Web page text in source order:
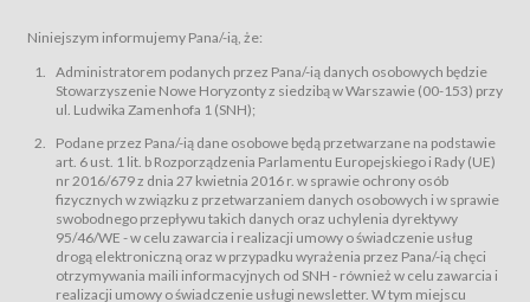
podmiotom z branży mediów i filmowej (Akredytacje);
Bilety – wybrane dokumenty potwierdzające zawarcie umowy z
Usługodawcą i uprawniające do wzięcia udziału w Wydarzeniu,
przewidziane przez Usługodawcę dla danego Wydarzenia, tj. uprawniające
do uczestnictwa w wielu albo w pojedynczych seansach filmowych,
Sklep – sklep internetowy prowadzony przez Usługodawcę w Serwisie;
Regulamin – niniejszy regulamin.
§ 2
Postanowienia ogólne
Regulamin określa zasady:
świadczenia Usługobiorcom Usług przez Usługodawcę, z
zastrzeżeniem usług, o których mowa w ust. 2 pkt. 4 i 5 poniżej, których
zasady świadczenia precyzują odrębne regulaminy,
Niniejszym informujemy Pana/-ią, że:
Administratorem podanych przez Pana/-ią danych osobowych będzie
Stowarzyszenie Nowe Horyzonty z siedzibą w Warszawie (00-153) przy
ul. Ludwika Zamenhofa 1 (SNH);
Podane przez Pana/-ią dane osobowe będą przetwarzane na podstawie
art. 6 ust. 1 lit. b Rozporządzenia Parlamentu Europejskiego i Rady (UE)
nr 2016/679 z dnia 27 kwietnia 2016 r. w sprawie ochrony osób
fizycznych w związku z przetwarzaniem danych osobowych i w sprawie
swobodnego przepływu takich danych oraz uchylenia dyrektywy
95/46/WE - w celu zawarcia i realizacji umowy o świadczenie usług
drogą elektroniczną oraz w przypadku wyrażenia przez Pana/-ią chęci
otrzymywania maili informacyjnych od SNH - również w celu zawarcia i
realizacji umowy o świadczenie usługi newsletter. W tym miejscu